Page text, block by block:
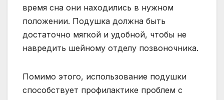
время сна они находились в нужном
положении. Подушка должна быть
достаточно мягкой и удобной, чтобы не
навредить шейному отделу позвоночника.
Помимо этого, использование подушки
способствует профилактике проблем с